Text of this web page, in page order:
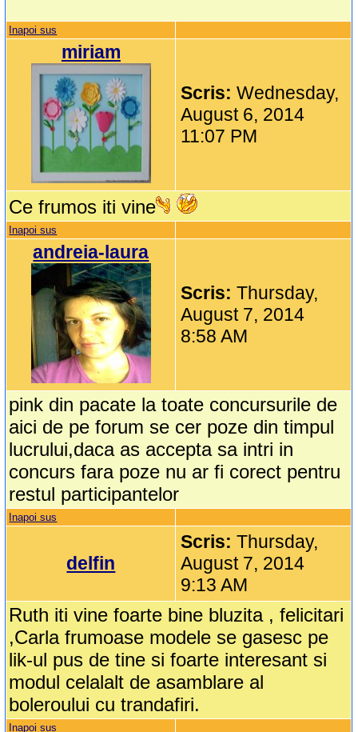
Inapoi sus
miriam
Scris:Wednesday,
August 6, 2014
11:07 PM
Ce frumos iti vine
Inapoi sus
andreia-laura
Scris:Thursday,
August 7, 2014
8:58 AM
pink din pacate la toate concursurile de
aici de pe forum se cer poze din timpul
lucrului,daca as accepta sa intri in
concurs fara poze nu ar fi corect pentru
restul participantelor
Inapoi sus
delfin
Scris:Thursday,
August 7, 2014
9:13 AM
Ruth iti vine foarte bine bluzita , felicitari
,Carla frumoase modele se gasesc pe
lik-ul pus de tine si foarte interesant si
modul celalalt de asamblare al
boleroului cu trandafiri.
Inapoi sus